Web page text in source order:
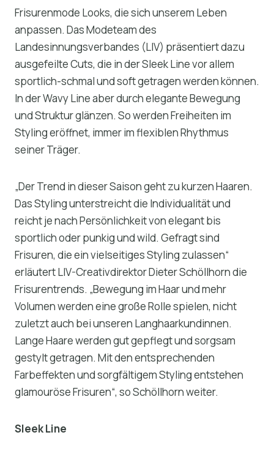
Frisurenmode Looks, die sich unserem Leben
anpassen. Das Modeteam des
Landesinnungsverbandes (LIV) präsentiert dazu
ausgefeilte Cuts, die in der Sleek Line vor allem
sportlich-schmal und soft getragen werden können.
In der Wavy Line aber durch elegante Bewegung
und Struktur glänzen. So werden Freiheiten im
Styling eröffnet, immer im flexiblen Rhythmus
seiner Träger.
„Der Trend in dieser Saison geht zu kurzen Haaren.
Das Styling unterstreicht die Individualität und
reicht je nach Persönlichkeit von elegant bis
sportlich oder punkig und wild. Gefragt sind
Frisuren, die ein vielseitiges Styling zulassen“
erläutert LIV-Creativdirektor Dieter Schöllhorn die
Frisurentrends. „Bewegung im Haar und mehr
Volumen werden eine große Rolle spielen, nicht
zuletzt auch bei unseren Langhaarkundinnen.
Lange Haare werden gut gepflegt und sorgsam
gestylt getragen. Mit den entsprechenden
Farbeffekten und sorgfältigem Styling entstehen
glamouröse Frisuren“, so Schöllhorn weiter.
Sleek Line